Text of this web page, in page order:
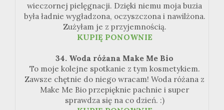
wieczornej pielęgnacji. Dzięki niemu moja buzia
była ładnie wygładzona, oczyszczona i nawilżona.
Zużyłam je z przyjemnością.
KUPIĘ PONOWNIE
34. Woda różana Make Me Bio
To moje kolejne spotkanie z tym kosmetykiem.
Zawsze chętnie do niego wracam! Woda różana z
Make Me Bio przepięknie pachnie i super
sprawdza się na co dzień. :)